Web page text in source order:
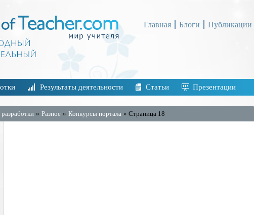
Главная Блоги Публикации
Результаты деятельности Статьи Презентации
» Разное » Конкурсы портала » Страница 18